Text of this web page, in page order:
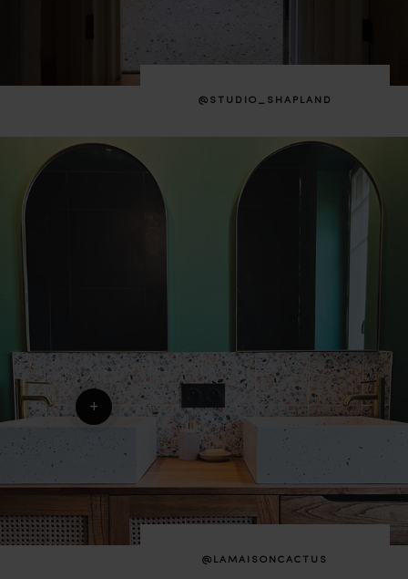
@STUDIO_SHAPLAND
+
@LAMAISONCACTUS